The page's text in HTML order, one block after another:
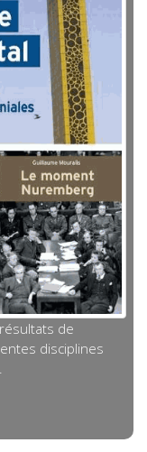
de
disciplines